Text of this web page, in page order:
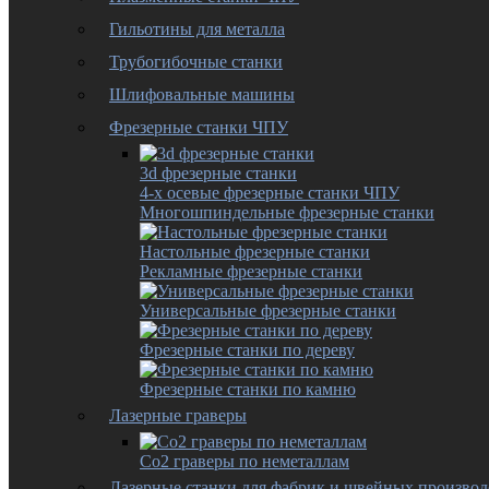
Гильотины для металла
Трубогибочные станки
Шлифовальные машины
Фрезерные станки ЧПУ
3d фрезерные станки
4-х осевые фрезерные станки ЧПУ
Многошпиндельные фрезерные станки
Настольные фрезерные станки
Рекламные фрезерные станки
Универсальные фрезерные станки
Фрезерные станки по дереву
Фрезерные станки по камню
Лазерные граверы
Co2 граверы по неметаллам